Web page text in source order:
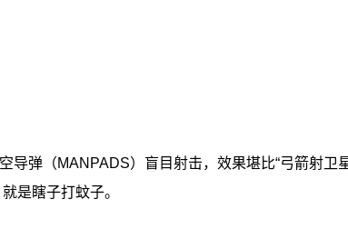
弹（MANPADS）盲目射击，效果堪比“弓箭射卫
是瞎子打蚊子。